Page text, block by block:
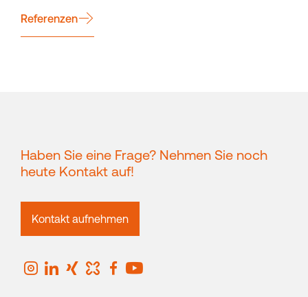
Referenzen
Haben Sie eine Frage? Nehmen Sie noch
heute Kontakt auf!
Kontakt aufnehmen